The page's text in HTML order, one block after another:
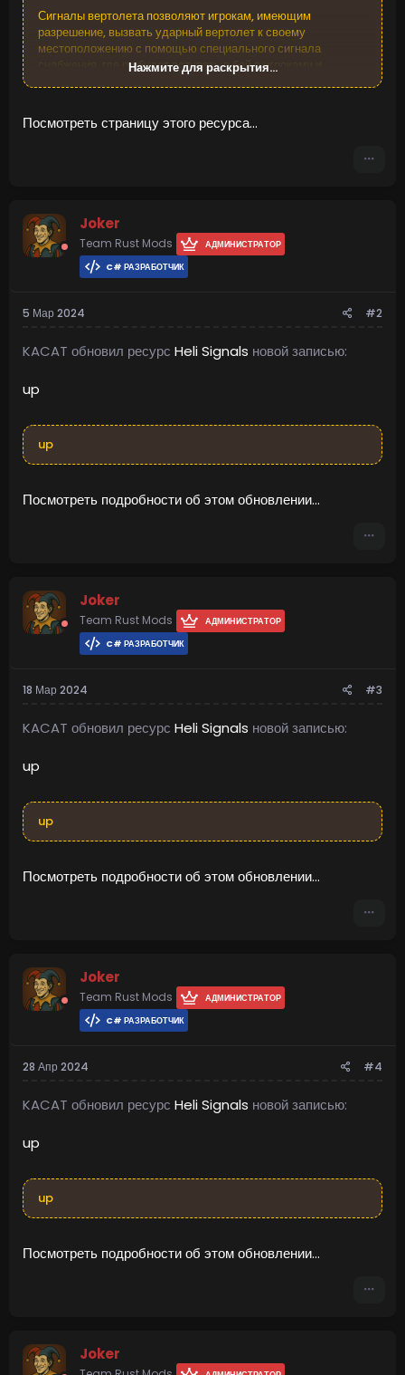
Сигналы вертолета позволяют игрокам, имеющим
разрешение, вызвать ударный вертолет к своему
местоположению с помощью специального сигнала
снабжения, где он будет вступать в бой с игроками и
Плагин поставляется с 4 профилями вертолета по
Нажмите для раскрытия...
Посмотреть страницу этого ресурса...
Joker
Team Rust Mods
АДМИНИСТРАТОР
C# РАЗРАБОТЧИК
5 Мар 2024 #2
KACAT обновил ресурс Heli Signals новой записью:
up
up
Посмотреть подробности об этом обновлении...
Joker
Team Rust Mods
АДМИНИСТРАТОР
C# РАЗРАБОТЧИК
18 Мар 2024 #3
KACAT обновил ресурс Heli Signals новой записью:
up
up
Посмотреть подробности об этом обновлении...
Joker
Team Rust Mods
АДМИНИСТРАТОР
C# РАЗРАБОТЧИК
28 Апр 2024 #4
KACAT обновил ресурс Heli Signals новой записью:
up
up
Посмотреть подробности об этом обновлении...
Joker